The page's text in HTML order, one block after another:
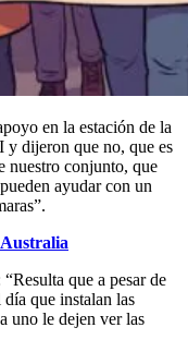
en la estación de la
dijeron que no, que es
nuestro conjunto, que
ayudar con un
que a pesar de
que instalan las
uno le dejen ver las